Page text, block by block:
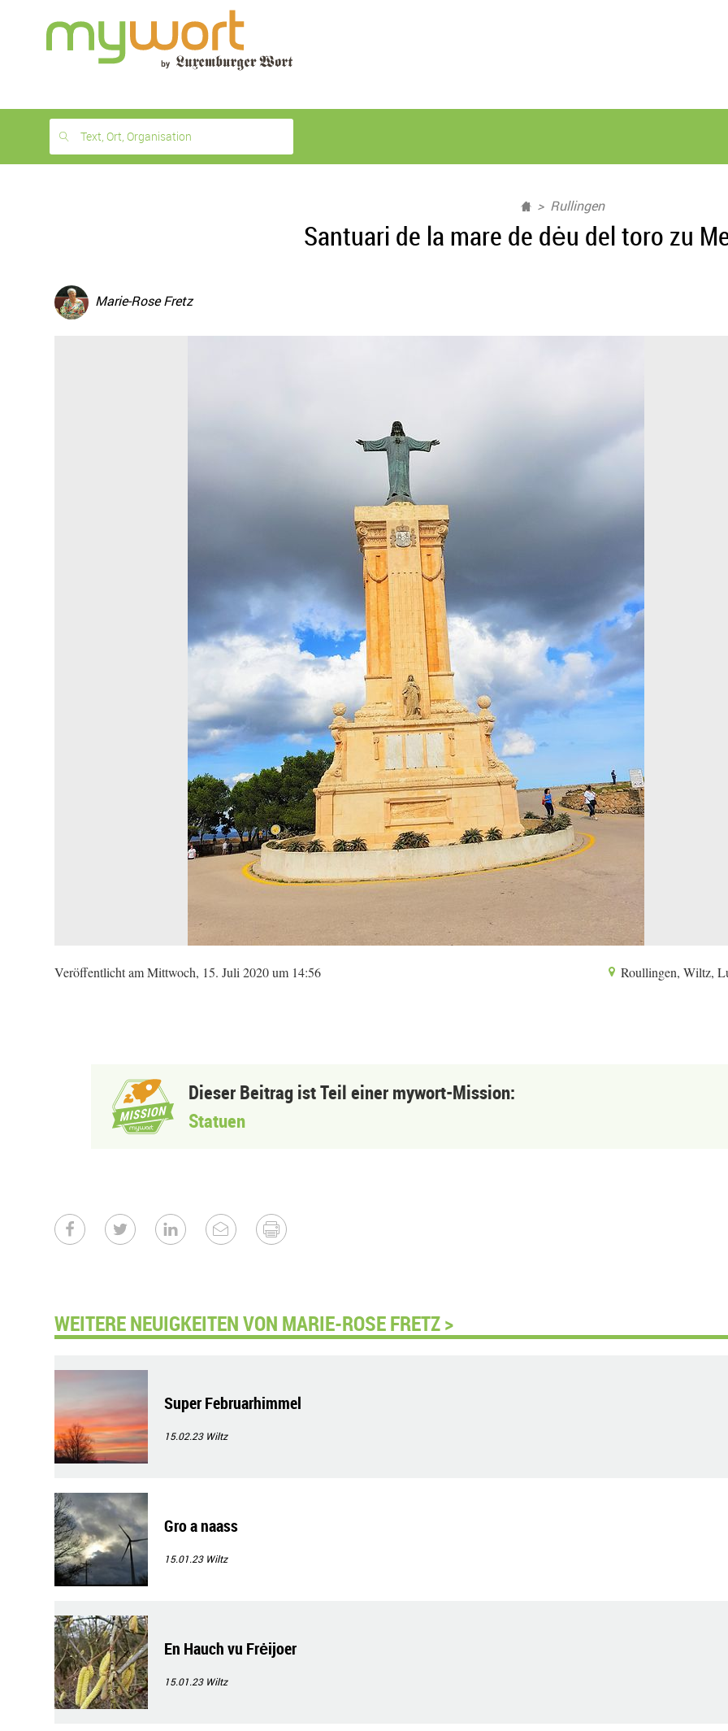
month
free
Text, Ort, Organisation
Rullingen
Santuari de la mare de dėu del toro zu
Marie-Rose Fretz
Veröffentlicht am Mittwoch, 15. Juli 2020 um 14:56 Roullingen, Wiltz,
Dieser Beitrag ist Teil einer mywort-Mission:
Statuen
WEITERE NEUIGKEITEN VON MARIE-ROSE FRETZ >
Super Februarhimmel
15.02.23 Wiltz
Gro a naass
15.01.23 Wiltz
En Hauch vu Frėijoer
15.01.23 Wiltz